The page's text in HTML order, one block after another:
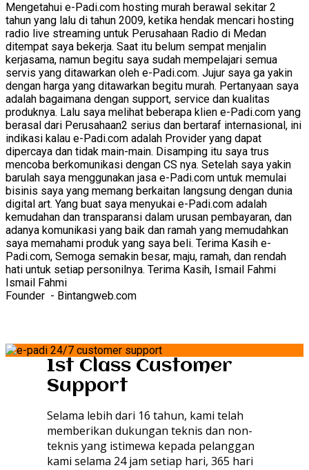
Mengetahui e-Padi.com hosting murah berawal sekitar 2
tahun yang lalu di tahun 2009, ketika hendak mencari hosting
radio live streaming untuk Perusahaan Radio di Medan
ditempat saya bekerja. Saat itu belum sempat menjalin
kerjasama, namun begitu saya sudah mempelajari semua
servis yang ditawarkan oleh e-Padi.com. Jujur saya ga yakin
dengan harga yang ditawarkan begitu murah. Pertanyaan saya
adalah bagaimana dengan support, service dan kualitas
produknya. Lalu saya melihat beberapa klien e-Padi.com yang
berasal dari Perusahaan2 serius dan bertaraf internasional, ini
indikasi kalau e-Padi.com adalah Provider yang dapat
dipercaya dan tidak main-main. Disamping itu saya trus
mencoba berkomunikasi dengan CS nya. Setelah saya yakin
barulah saya menggunakan jasa e-Padi.com untuk memulai
bisinis saya yang memang berkaitan langsung dengan dunia
digital art. Yang buat saya menyukai e-Padi.com adalah
kemudahan dan transparansi dalam urusan pembayaran, dan
adanya komunikasi yang baik dan ramah yang memudahkan
saya memahami produk yang saya beli. Terima Kasih e-
Padi.com, Semoga semakin besar, maju, ramah, dan rendah
hati untuk setiap personilnya. Terima Kasih, Ismail Fahmi
Ismail Fahmi
Founder - Bintangweb.com
1st Class Customer
Support
Selama lebih dari 16 tahun, kami telah
memberikan dukungan teknis dan non-
teknis yang istimewa kepada pelanggan
kami selama 24 jam setiap hari, 365 hari